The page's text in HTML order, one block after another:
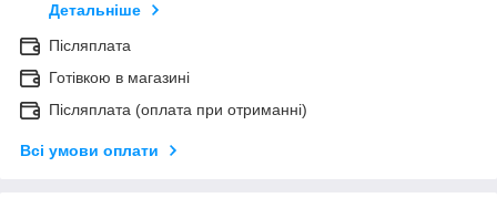
Детальніше
Післяплата
Готівкою в магазині
Післяплата (оплата при отриманні)
Всі умови оплати